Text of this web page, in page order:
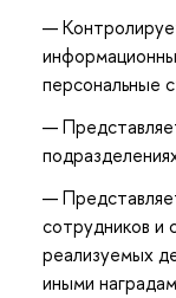
персональные
сотрудников и
реализуемых
иными